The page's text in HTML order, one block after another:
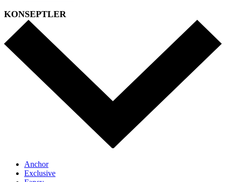
KONSEPTLER
Anchor
Exclusive